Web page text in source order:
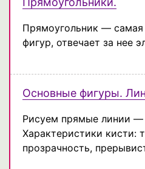
Прямоугольник — самая
фигур, отвечает за нее
Основные фигуры.
Рисуем прямые линии —
Характеристики кисти:
прозрачность,